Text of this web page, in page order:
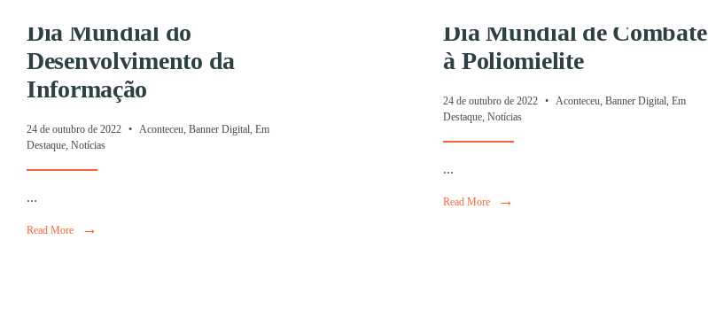
Dia Mundial do
Desenvolvimento da
Informação
24 de outubro de 2022 • Aconteceu, Banner Digital, Em
Destaque, Notícias
...
Read More →
Dia Mundial de Combate
à Poliomielite
24 de outubro de 2022 • Aconteceu,Banner Digital,Em
Destaque,Notícias
...
Read More →
NA REGIÃO DE DIADEMA AOS
COMPANHEIROS DA BORRACHA
PASSOU A SER REALIZADO HUB
ODONTO